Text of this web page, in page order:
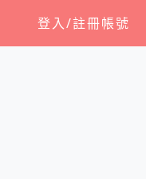
登入/註冊帳號